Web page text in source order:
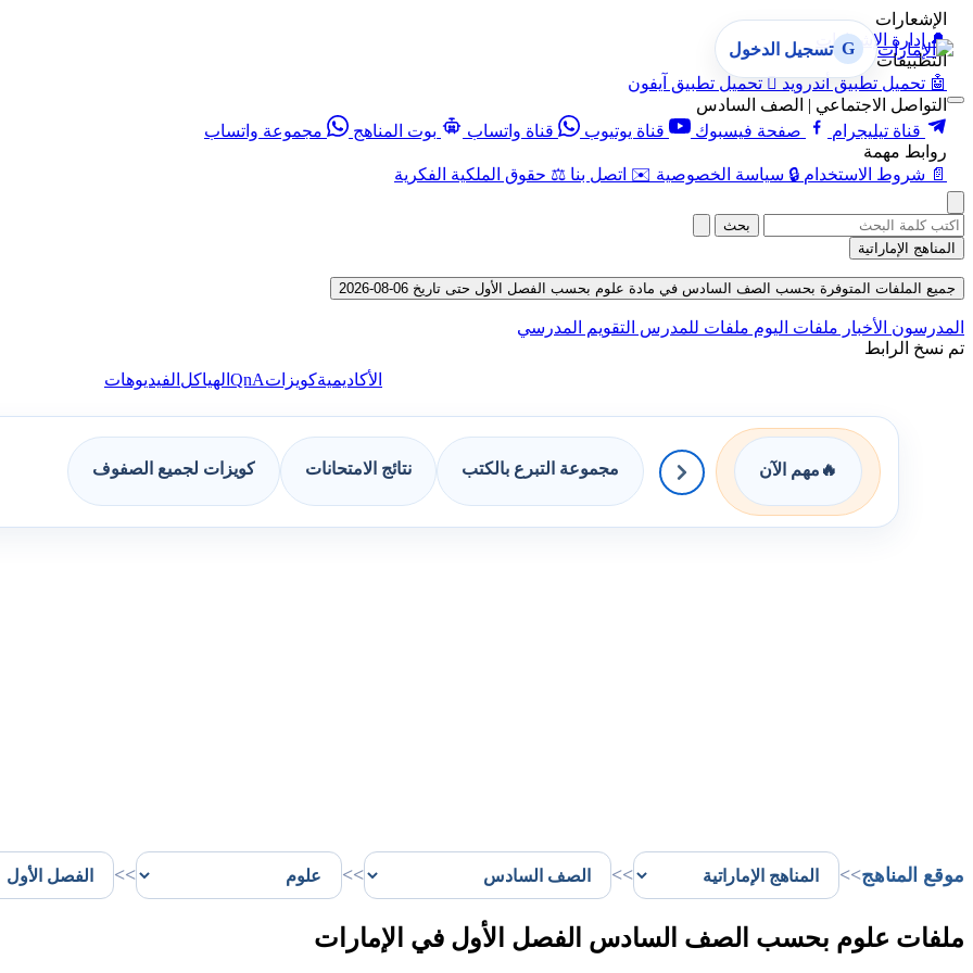
الإشعارات
🔔 إدارة الإشعارات
التطبيقات
🤖 تحميل تطبيق أندرويد  تحميل تطبيق آيفون
التواصل الاجتماعي | الصف السادس
قناة تيليجرام
صفحة فيسبوك قناة يوتيوب قناة واتساب بوت المناهج
مجموعة واتساب
روابط مهمة
📄 شروط الاستخدام 🔒 سياسة الخصوصية ✉️ اتصل بنا ⚖️ حقوق الملكية الفكرية
G تسجيل الدخول
بحث
المناهج الإماراتية
جميع الملفات المتوفرة بحسب الصف السادس في مادة علوم بحسب الفصل الأول حتى تاريخ 06-08-2026
المدرسون الأخبار ملفات اليوم ملفات للمدرس التقويم المدرسي
تم نسخ الرابط
الأكاديميةكويزاتQnA الهياكل الفيديوهات
🔥 مهم الآن مجموعة التبرع بالكتب نتائج الامتحانات كويزات لجميع الصفوف
موقع المناهج>>
>>
>>
>>
ملفات علوم بحسب الصف السادس الفصل الأول في الإمارات